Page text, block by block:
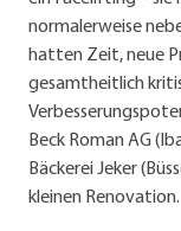
normalerweise
hatten Zeit, neue
gesamtheitlich
Beck Roman AG
Bäckerei Jeker
kleinen Renovation.